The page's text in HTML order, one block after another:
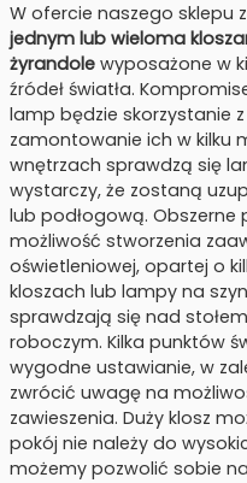
W ofercie naszego sklepu
jednym lub wieloma
żyrandole wyposażone w
źródeł światła.
lamp będzie skorzystanie
zamontowanie ich w kilku
wnętrzach sprawdzą się
wystarczy, że zostaną
lub podłogową. Obszerne
możliwość stworzenia
oświetleniowej, opartej o
kloszach lub lampy na
sprawdzają się nad
roboczym. Kilka punktów
wygodne ustawianie, w
zwrócić uwagę na
zawieszenia. Duży klosz
pokój nie należy do
możemy pozwolić sobie